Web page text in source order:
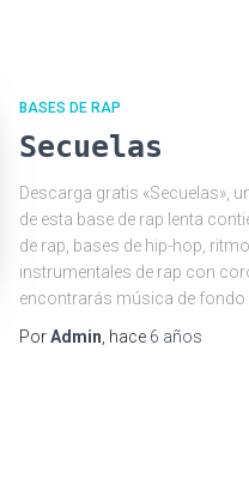
BASES DE RAP
Secuelas
Descarga gratis «Secuelas»,
de esta base de rap lenta
de rap, bases de hip-hop,
instrumentales de rap con
encontrarás música de fondo
PorAdmin , hace 6 años